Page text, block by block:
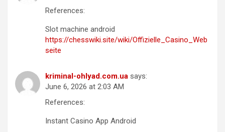
References:
Slot machine android
https://chesswiki.site/wiki/Offizielle_Casino_Web
seite
kriminal-ohlyad.com.ua says:
June 6, 2026 at 2:03 AM
References:
Instant Casino App Android